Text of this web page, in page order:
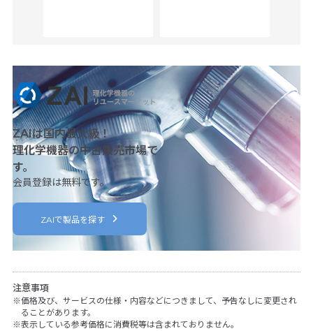
ZAIは国内最大級！
理化学機器の中古販売市場で
す。
会員登録は無料です。
ZAIで製品を探す
注意事項
価格及び、サービスの仕様・内容などにつきまして、予告なしに変更され
ることがあります。
表示している参考価格に消費税等は含まれておりません。